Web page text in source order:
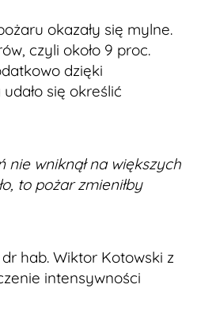
okazały się mylne.
czyli około 9 proc.
dzięki
się określić
nie wniknął na większych
to pożar zmieniłby
hab. Wiktor Kotowski z
intensywności